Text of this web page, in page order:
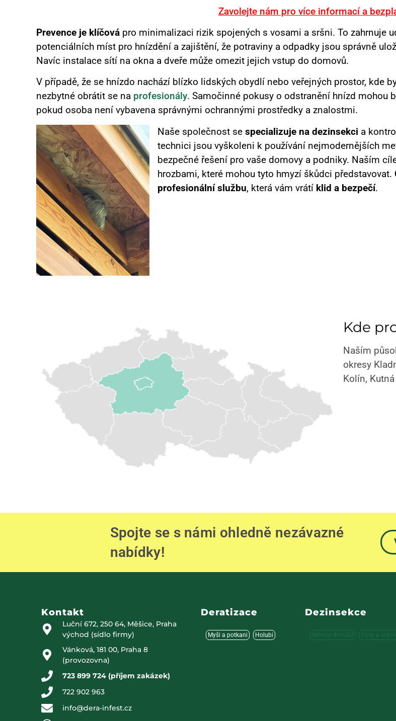
Zavolejte nám pro více informací a
Prevence je klíčová pro minimalizaci rizik spojených s vosami a sršni. To zahrnuje
potenciálních míst pro hnízdění a zajištění, že potraviny a odpadky jsou správně
Navíc instalace sítí na okna a dveře může omezit jejich vstup do domovů.
V případě, že se hnízdo nachází blízko lidských obydlí nebo veřejných prostor, kde
nezbytné obrátit se na profesionály. Samočinné pokusy o odstranění hnízd mohou
pokud osoba není vybavena správnými ochrannými prostředky a znalostmi.
Naše společnost se specializuje na dezinsekci a
technici jsou vyškoleni k používání nejmodernějších
bezpečné řešení pro vaše domovy a podniky. Naším
hrozbami, které mohou tyto hmyzí škůdci představovat.
profesionální službu, která vám vrátí klid a bezpečí.
Kde
Naším
okresy
Kolín,
Spojte se s námi ohledně nezávazné
nabídky!
Kontakt
Luční 672, 250 64, Měšice, Praha
východ (sídlo firmy)
Vánková, 181 00, Praha 8
(provozovna)
723 899 724 (příjem zakázek)
722 902 963
info@dera-infest.cz
Deratizace
Myši a potkani Holubi
Dezinsekce
Štěnice domácí Vosy a sršně